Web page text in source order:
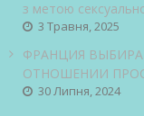
з метою
3 Травня, 2025
ФРАНЦИЯ
ОТНОШЕНИИ
30 Липня, 2024